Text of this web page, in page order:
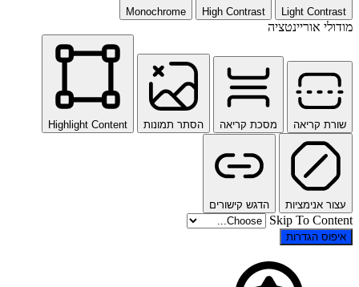
Light Contrast
High Contrast
Monochrome
מודולי אוריינטציה
שורת קריאה מסכת קריאה הסתר תמונות Highlight Content
עצור אנימציות הדגש קישורים
Skip To Content
איפוס הגדרות